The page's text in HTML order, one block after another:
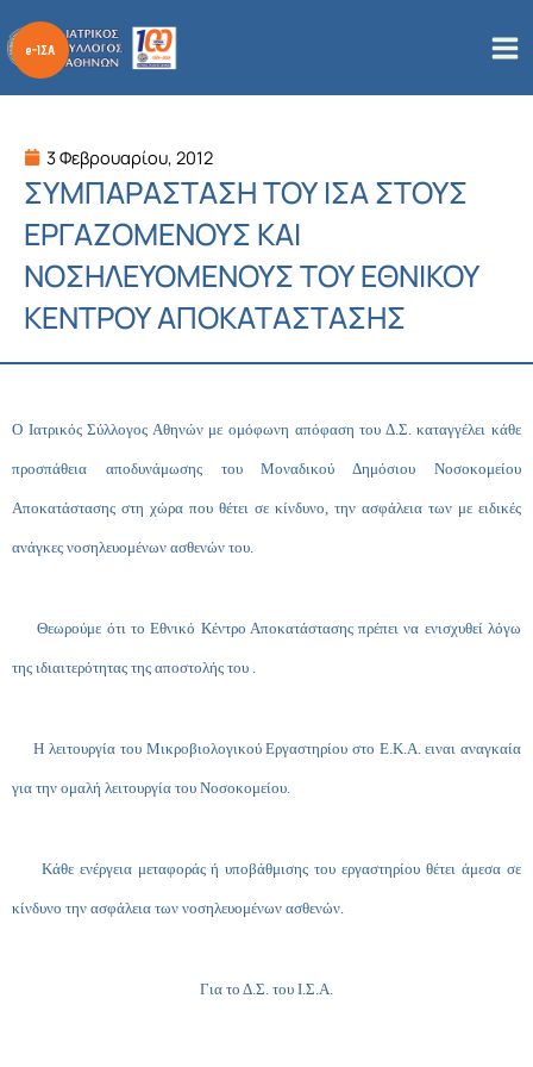
στο
περιεχόμενο
3 Φεβρουαρίου, 2012
ΣΥΜΠΑΡΑΣΤΑΣΗ ΤΟΥ ΙΣΑ ΣΤΟΥΣ
ΕΡΓΑΖΟΜΕΝΟΥΣ ΚΑΙ
ΝΟΣΗΛΕΥΟΜΕΝΟΥΣ ΤΟΥ ΕΘΝΙΚΟΥ
ΚΕΝΤΡΟΥ ΑΠΟΚΑΤΑΣΤΑΣΗΣ
Ο Ιατρικός Σύλλογος Αθηνών με ομόφωνη απόφαση του Δ.Σ. καταγγέλει κάθε
προσπάθεια αποδυνάμωσης του Μοναδικού Δημόσιου Νοσοκομείου
Αποκατάστασης στη χώρα που θέτει σε κίνδυνο, την ασφάλεια των με ειδικές
ανάγκες νοσηλευομένων ασθενών του.
Θεωρούμε ότι το Εθνικό Κέντρο Αποκατάστασης πρέπει να ενισχυθεί λόγω
της ιδιαιτερότητας της αποστολής του .
Η λειτουργία του Μικροβιολογικού Εργαστηρίου στο Ε.Κ.Α. ειναι αναγκαία
για την ομαλή λειτουργία του Νοσοκομείου.
Κάθε ενέργεια μεταφοράς ή υποβάθμισης του εργαστηρίου θέτει άμεσα σε
κίνδυνο την ασφάλεια των νοσηλευομένων ασθενών.
Για το Δ.Σ. του Ι.Σ.Α.